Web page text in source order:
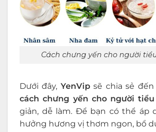
Cách chưng yến cho người
Dưới đây, YenVipsẽ chia sẻ
cách chưng yến cho người
giản, dễ làm. Để bạn có thể áp
hưởng hương vị thơm ngon, bổ